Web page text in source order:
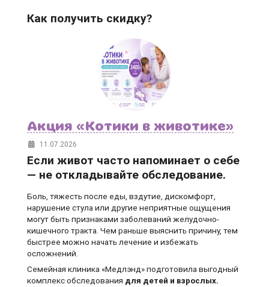
Как получить скидку?
Акция «Котики в животике»
11.07.2026
Если живот часто напоминает о себе
— не откладывайте обследование.
Боль, тяжесть после еды, вздутие, дискомфорт,
нарушение стула или другие неприятные ощущения
могут быть признаками заболеваний желудочно-
кишечного тракта. Чем раньше выяснить причину, тем
быстрее можно начать лечение и избежать
осложнений.
Семейная клиника «Медлэнд» подготовила выгодный
комплекс обследования для детей и взрослых.